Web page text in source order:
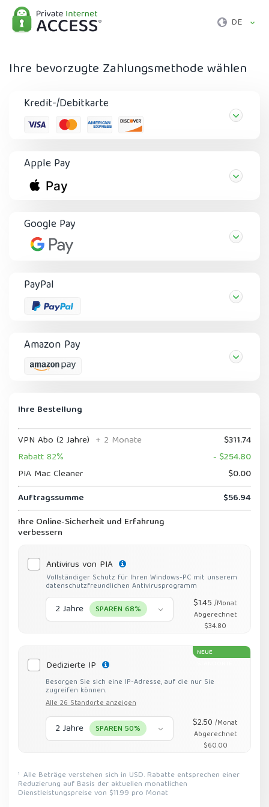
DE
Ihre bevorzugte Zahlungsmethode wählen
Kredit-/Debitkarte
Apple Pay
Google Pay
PayPal
Amazon Pay
Ihre Bestellung
VPN Abo (2 Jahre) + 2 Monate
$311.74
Rabatt 82%
- $254.80
PIA Mac Cleaner
$0.00
Auftragssumme
$56.94
Ihre Online-Sicherheit und Erfahrung
verbessern
Antivirus von PIA
Vollständiger Schutz für Ihren Windows-PC mit unserem
datenschutzfreundlichen Antivirusprogramm
2 Jahre SPAREN 68% $1.45/Monat
Abgerechnet
$34.80
NEUE
Dedizierte IP
Besorgen Sie sich eine IP-Adresse, auf die nur Sie
zugreifen können.
Alle 26 Standorte anzeigen
2 Jahre SPAREN 50% $2.50/Monat
Abgerechnet
$60.00
1 Alle Beträge verstehen sich in USD. Rabatte entsprechen einer
Reduzierung auf Basis der aktuellen monatlichen
Dienstleistungspreise von $11.99 pro Monat